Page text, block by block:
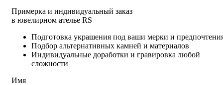
Примерка и индивидуальный заказ
в ювелирном ателье RS
Подготовка украшения под ваши мерки и
Подбор альтернативных камней и материалов
Индивидуальные доработки и гравировка любой
сложности
Имя